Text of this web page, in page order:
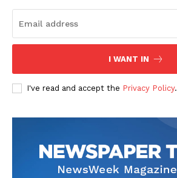
I WANT IN
I've read and accept the Privacy Policy.